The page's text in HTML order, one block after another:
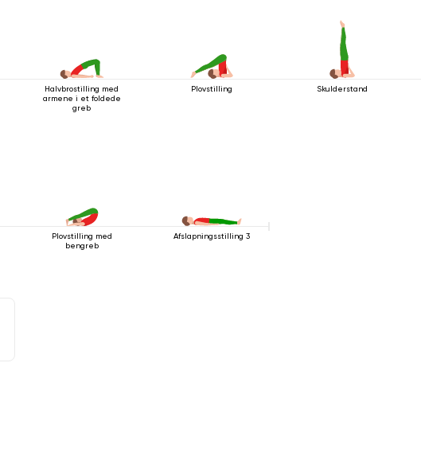
Halvbrostilling med
armene i et foldede
greb
Plovstilling Skulderstand
Plovstilling med
bengreb
Afslapningsstilling 3